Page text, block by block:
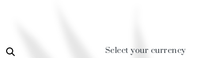
Select your currency